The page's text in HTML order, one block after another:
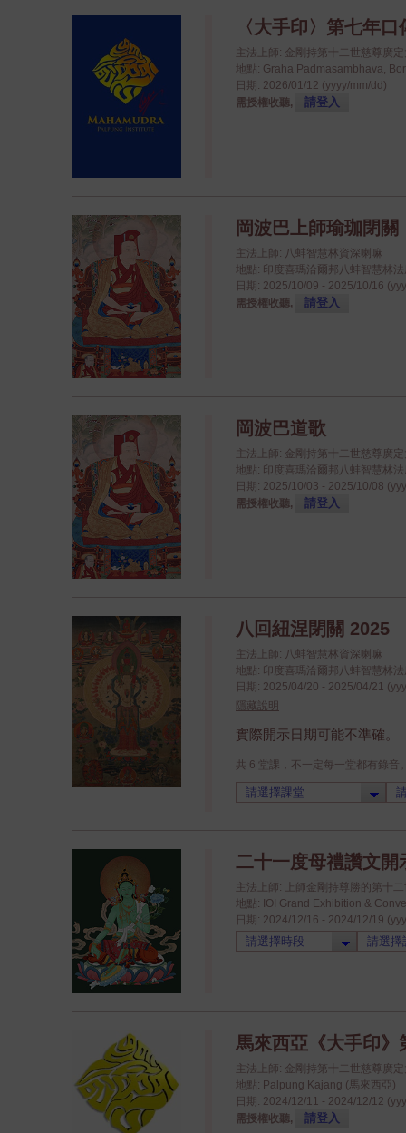
〈大手印〉第七年
主法上師: 金剛持第十二世慈尊廣
地點: Graha Padmasambhava,
日期: 2026/01/12 (yyyy/mm/dd)
需授權收聽,
請登入
岡波巴上師瑜珈閉關
主法上師: 八蚌智慧林資深喇嘛
地點: 印度喜瑪洽爾邦八蚌智慧林
日期: 2025/10/09 - 2025/10/16
需授權收聽,
請登入
岡波巴道歌
主法上師: 金剛持第十二世慈尊廣
地點: 印度喜瑪洽爾邦八蚌智慧林
日期: 2025/10/03 - 2025/10/08
需授權收聽,
請登入
八回紐涅閉關 2025
主法上師: 八蚌智慧林資深喇嘛
地點: 印度喜瑪洽爾邦八蚌智慧林
日期: 2025/04/20 - 2025/04/21
隱藏說明
實際開示日期可能不準確。
共 6 堂課，不一定每一堂都有錄音
二十一度母禮讚文開
主法上師: 上師金剛持尊勝的第十
地點: IOI Grand Exhibition &
日期: 2024/12/16 - 2024/12/19
馬來西亞《大手印
主法上師: 金剛持第十二世慈尊廣
地點: Palpung Kajang (馬來西亞)
日期: 2024/12/11 - 2024/12/12
需授權收聽,
請登入